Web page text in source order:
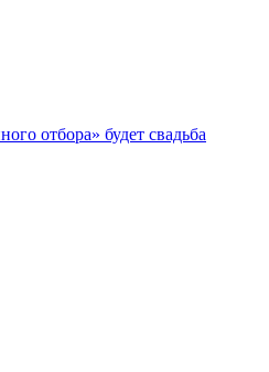
отбора» будет свадьба